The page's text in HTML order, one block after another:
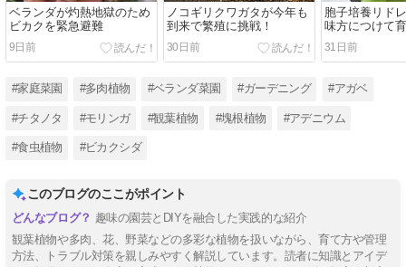
ベランダが灼熱地獄のため
ビカクを緊急避難
9日前
ノコギリクワガタが今年も
到来で繁殖に挑戦！
30日前
胞子培養リド
味方につけて
31日前
#家庭菜園 #多肉植物 #ベランダ菜園 #ガーデニング #アガベ
#チタノタ #モリンガ #観葉植物 #塊根植物 #アデニウム
#食虫植物 #ビカクシダ
このブログのここがポイント
趣味の園芸とDIYを融合した実践的な紹介
観葉植物や多肉、花、野菜などの多彩な植物を扱いながら、育て方や管理
方法、トラブル対策を親しみやすく解説しています。読者に知識とアイデ